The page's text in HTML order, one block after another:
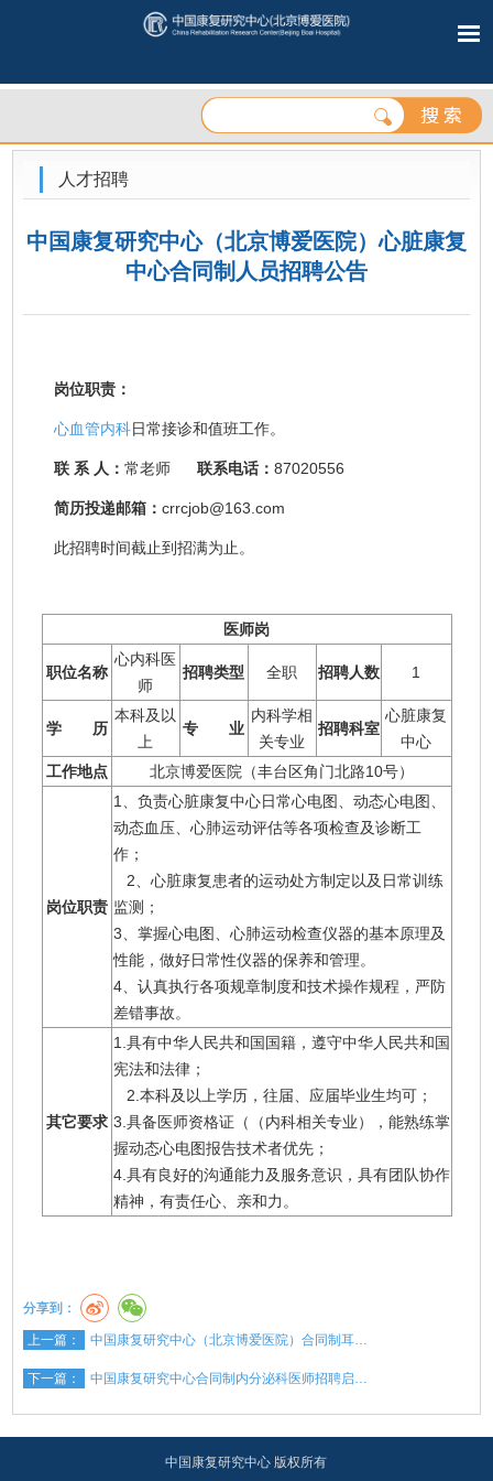
人才招聘
中国康复研究中心（北京博爱医院）心脏康复
中心合同制人员招聘公告
岗位职责：
心血管内科日常接诊和值班工作。
联 系 人：常老师 联系电话：87020556
简历投递邮箱：crrcjob@163.com
此招聘时间截止到招满为止。
医师岗
职位名称
心内科医
师
招聘类型 全职 招聘人数 1
学 历
本科及以
上
专 业
内科学相
关专业
招聘科室
心脏康复
中心
工作地点
北京博爱医院（丰台区角门北路10号）
岗位职责
1、负责心脏康复中心日常心电图、动态心电图、
动态血压、心肺运动评估等各项检查及诊断工
作；
2、心脏康复患者的运动处方制定以及日常训练
监测；
3、掌握心电图、心肺运动检查仪器的基本原理及
性能，做好日常性仪器的保养和管理。
4、认真执行各项规章制度和技术操作规程，严防
差错事故。
其它要求
1.具有中华人民共和国国籍，遵守中华人民共和国
宪法和法律；
2.本科及以上学历，往届、应届毕业生均可；
3.具备医师资格证（（内科相关专业），能熟练掌
握动态心电图报告技术者优先；
4.具有良好的沟通能力及服务意识，具有团队协作
精神，有责任心、亲和力。
分享到：
上一篇： 中国康复研究中心（北京博爱医院）合同制耳…
下一篇： 中国康复研究中心合同制内分泌科医师招聘启…
中国康复研究中心 版权所有